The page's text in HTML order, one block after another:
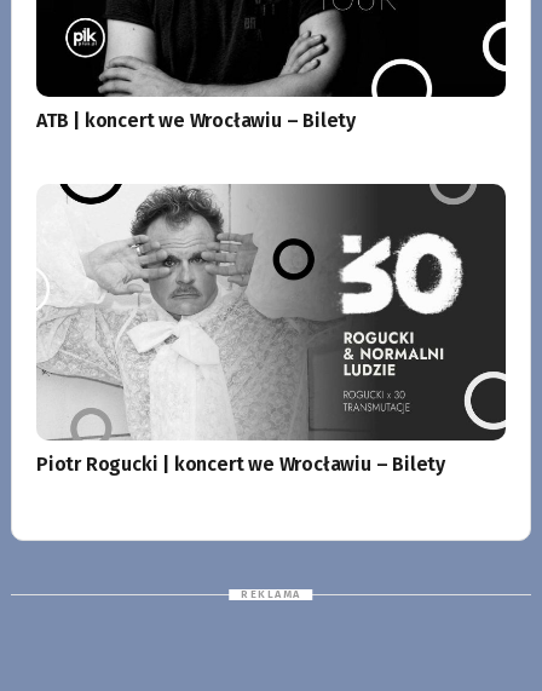
ATB | koncert we Wrocławiu – Bilety
Piotr Rogucki | koncert we Wrocławiu – Bilety